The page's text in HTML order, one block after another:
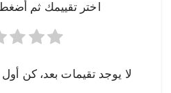
اختر تقييمك ثم أضغط
لا يوجد تقيمات بعد، كن